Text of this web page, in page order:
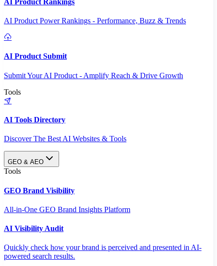
AI Product Rankings
AI Product Power Rankings - Performance, Buzz & Trends
AI Product Submit
Submit Your AI Product - Amplify Reach & Drive Growth
Tools
AI Tools Directory
Discover The Best AI Websites & Tools
GEO & AEO
Tools
GEO Brand Visibility
All-in-One GEO Brand Insights Platform
AI Visibility Audit
Quickly check how your brand is perceived and presented in AI-
powered search results.